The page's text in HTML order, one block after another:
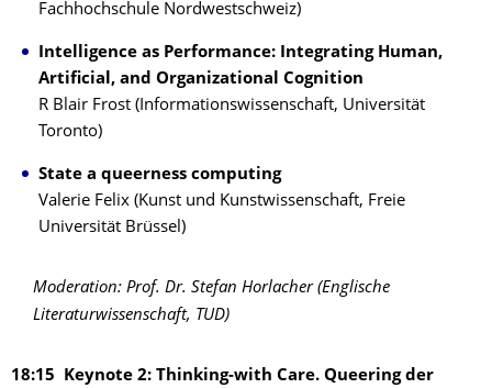
Fachhochschule Nordwestschweiz)
Intelligence as Performance: Integrating Human,
Artificial, and Organizational Cognition
R Blair Frost (Informationswissenschaft, Universität
Toronto)
State a queerness computing
Valerie Felix (Kunst und Kunstwissenschaft, Freie
Universität Brüssel)
Moderation: Prof. Dr. Stefan Horlacher (Englische
Literaturwissenschaft, TUD)
18:15 Keynote 2: Thinking-with Care. Queering der